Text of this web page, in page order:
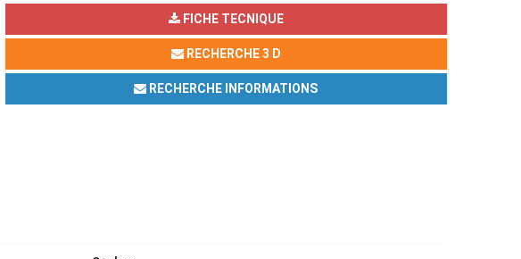
FICHE TECNIQUE
RECHERCHE 3 D
RECHERCHE INFORMATIONS